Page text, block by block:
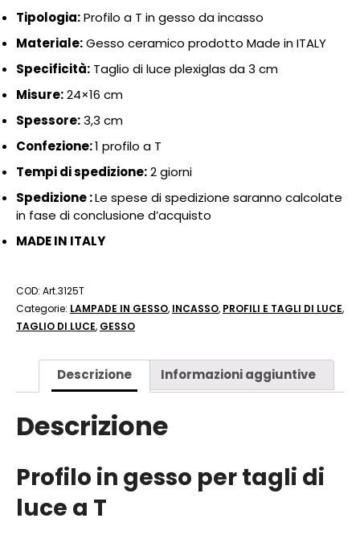
Tipologia:Profilo a T in gesso da incasso
Materiale:Gesso ceramico prodotto Made in ITALY
Specificità: Taglio di luce plexiglas da 3 cm
Misure:24×16 cm
Spessore:3,3 cm
Confezione:1 profilo a T
Tempi di spedizione:2 giorni
Spedizione :Le spese di spedizione saranno calcolate
in fase di conclusione d’acquisto
MADE IN ITALY
COD: Art.3125T
Categorie: LAMPADE IN GESSO, INCASSO, PROFILI E TAGLI DI LUCE,
TAGLIO DI LUCE, GESSO
Descrizione Informazioni aggiuntive
Descrizione
Profilo in gesso per tagli di
luce a T